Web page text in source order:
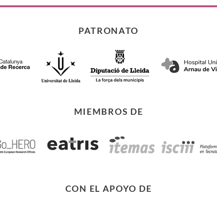
PATRONATO
MIEMBROS DE
CON EL APOYO DE